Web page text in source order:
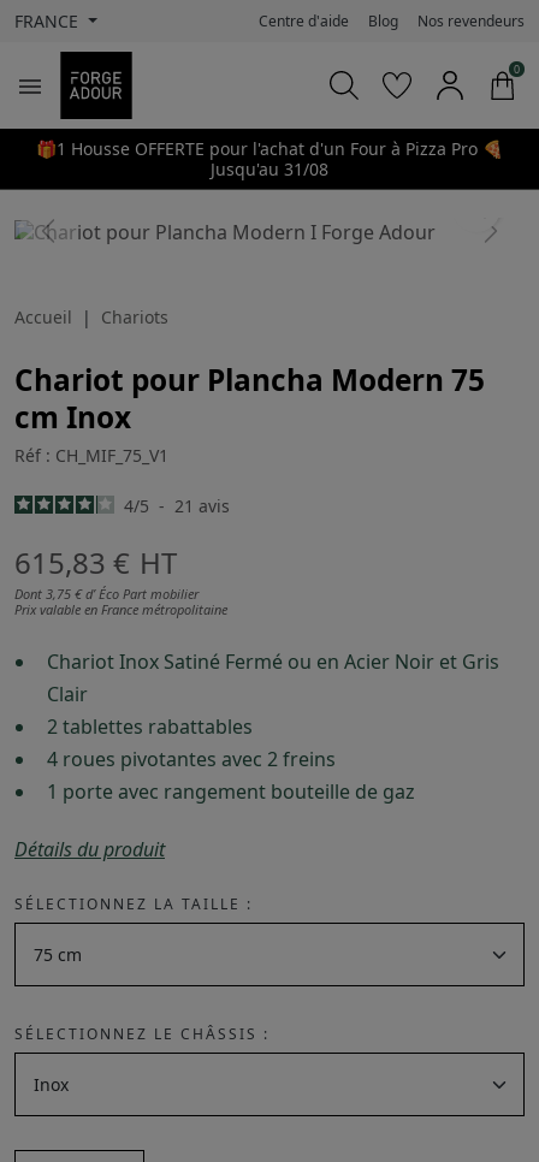
FRANCE Centre d'aide Blog Nos revendeurs

0
🎁1 Housse OFFERTE pour l'achat d'un Four à Pizza Pro 🍕
Jusqu'au 31/08
Previous Next
Accueil Chariots
Chariot pour Plancha Modern 75
cm Inox
Réf : CH_MIF_75_V1
4/5 - 21 avis
615,83 € HT
Dont 3,75 € d’ Éco Part mobilier
Prix valable en France métropolitaine
Chariot Inox Satiné Fermé ou en Acier Noir et Gris
Clair
2 tablettes rabattables
4 roues pivotantes avec 2 freins
1 porte avec rangement bouteille de gaz
Détails du produit
SÉLECTIONNEZ LA TAILLE :
SÉLECTIONNEZ LE CHÂSSIS :